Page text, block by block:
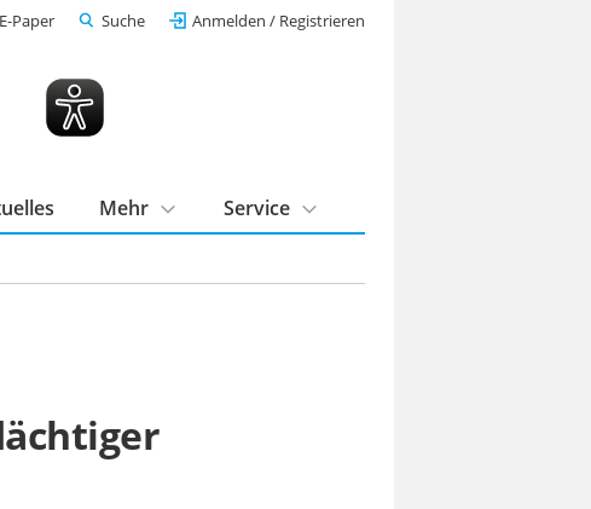
E-Paper Suche Anmelden / Registrieren
Mehr Service